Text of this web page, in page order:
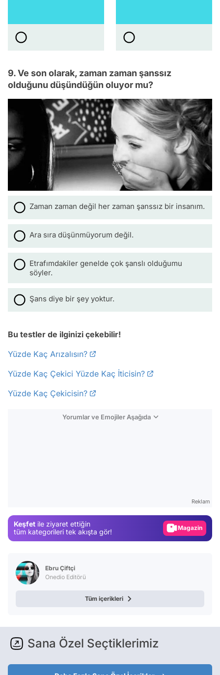
9. Ve son olarak, zaman zaman şanssız
olduğunu düşündüğün oluyor mu?
Zaman zaman değil her zaman şanssız bir insanım.
Ara sıra düşünmüyorum değil.
Etrafımdakiler genelde çok şanslı olduğumu
söyler.
Şans diye bir şey yoktur.
Bu testler de ilginizi çekebilir!
Yüzde Kaç Arızalısın?
Yüzde Kaç Çekici Yüzde Kaç İticisin?
Yüzde Kaç Çekicisin?
Yorumlar ve Emojiler Aşağıda
Reklam
Keşfet ile ziyaret ettiğin
tüm kategorileri tek akışta gör!
Gündem
Magazin
Video
Ebru Çiftçi
Onedio Editörü
Tüm içerikleri
Sana Özel Seçtiklerimiz